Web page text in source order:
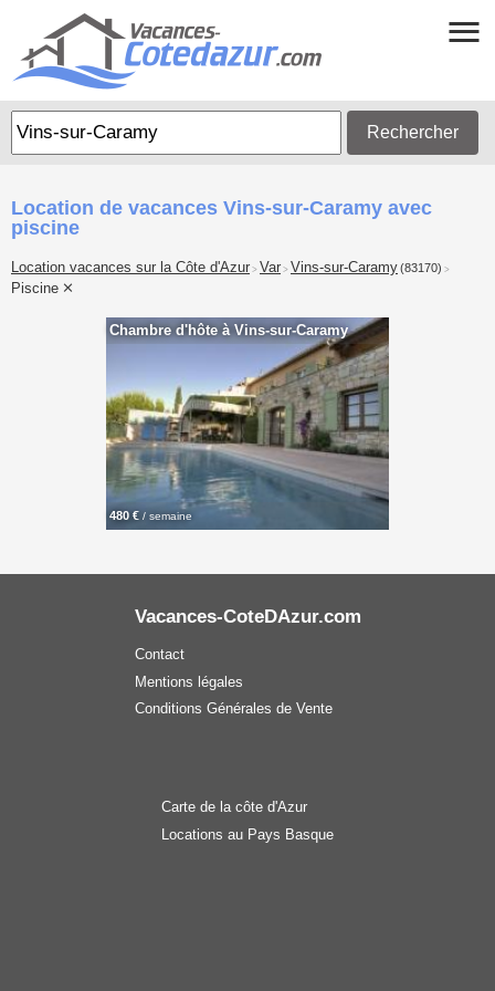
Rechercher
Location de vacances Vins-sur-Caramy avec
piscine
Location vacances sur la Côte d'Azur > Var > Vins-sur-Caramy(83170) >
Piscine
Chambre d'hôte à Vins-sur-Caramy
480 € / semaine
Vacances-CoteDAzur.com
Contact
Mentions légales
Conditions Générales de Vente
Carte de la côte d'Azur
Locations au Pays Basque